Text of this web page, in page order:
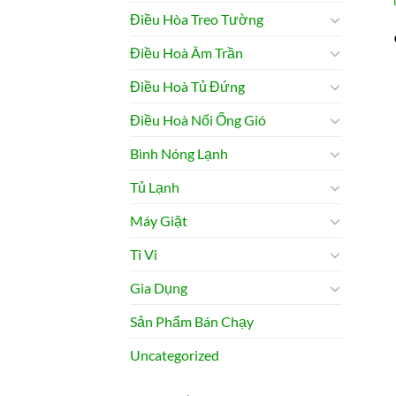
Điều Hòa Treo Tường
Điều Hoà Âm Trần
Điều Hoà Tủ Đứng
Điều Hoà Nối Ống Gió
Bình Nóng Lạnh
Tủ Lạnh
Máy Giặt
Ti Vi
Gia Dụng
Sản Phẩm Bán Chạy
Uncategorized